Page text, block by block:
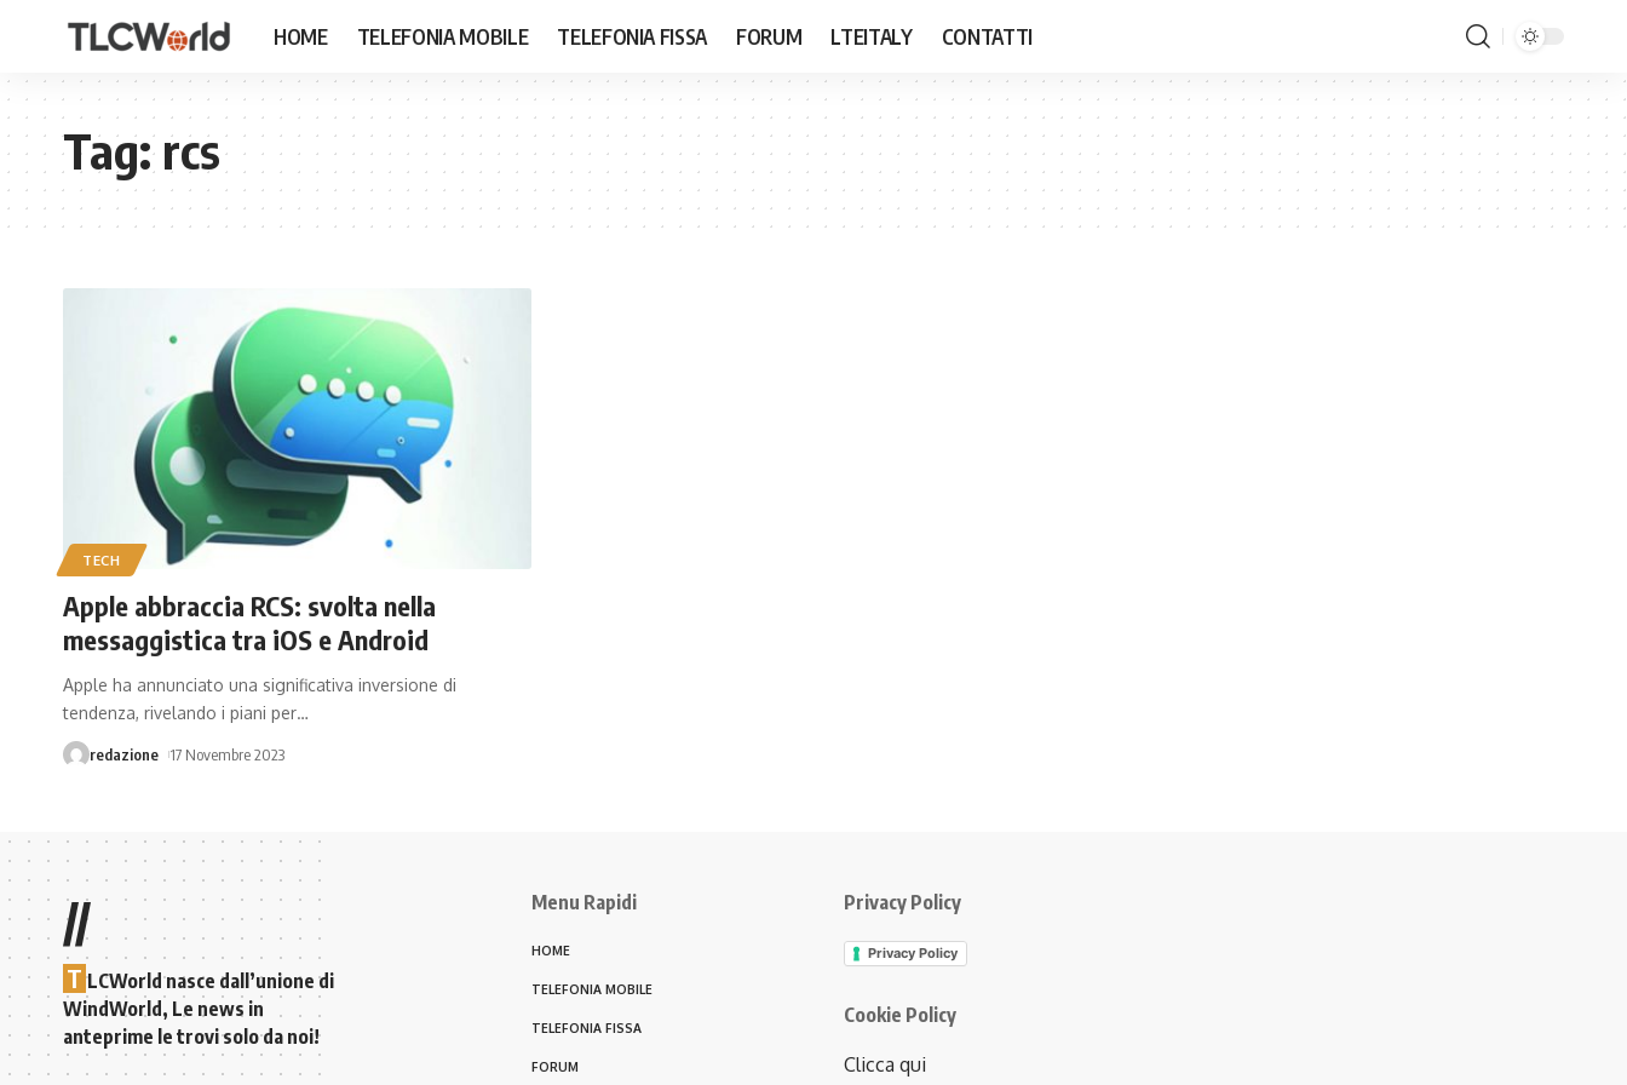
HOME TELEFONIA MOBILE TELEFONIA FISSA FORUM LTEITALY CONTATTI
Tag:rcs
TECH
Apple abbraccia RCS: svolta nella
messaggistica tra iOS e Android
Apple ha annunciato una significativa inversione di
tendenza, rivelando i piani per…
redazione 17 Novembre 2023
//
T LCWorld nasce dall’unione di
WindWorld, Le news in
anteprime le trovi solo da noi!
Menu Rapidi
HOME
TELEFONIA MOBILE
TELEFONIA FISSA
FORUM
Privacy Policy
Privacy Policy
Cookie Policy
Clicca qui